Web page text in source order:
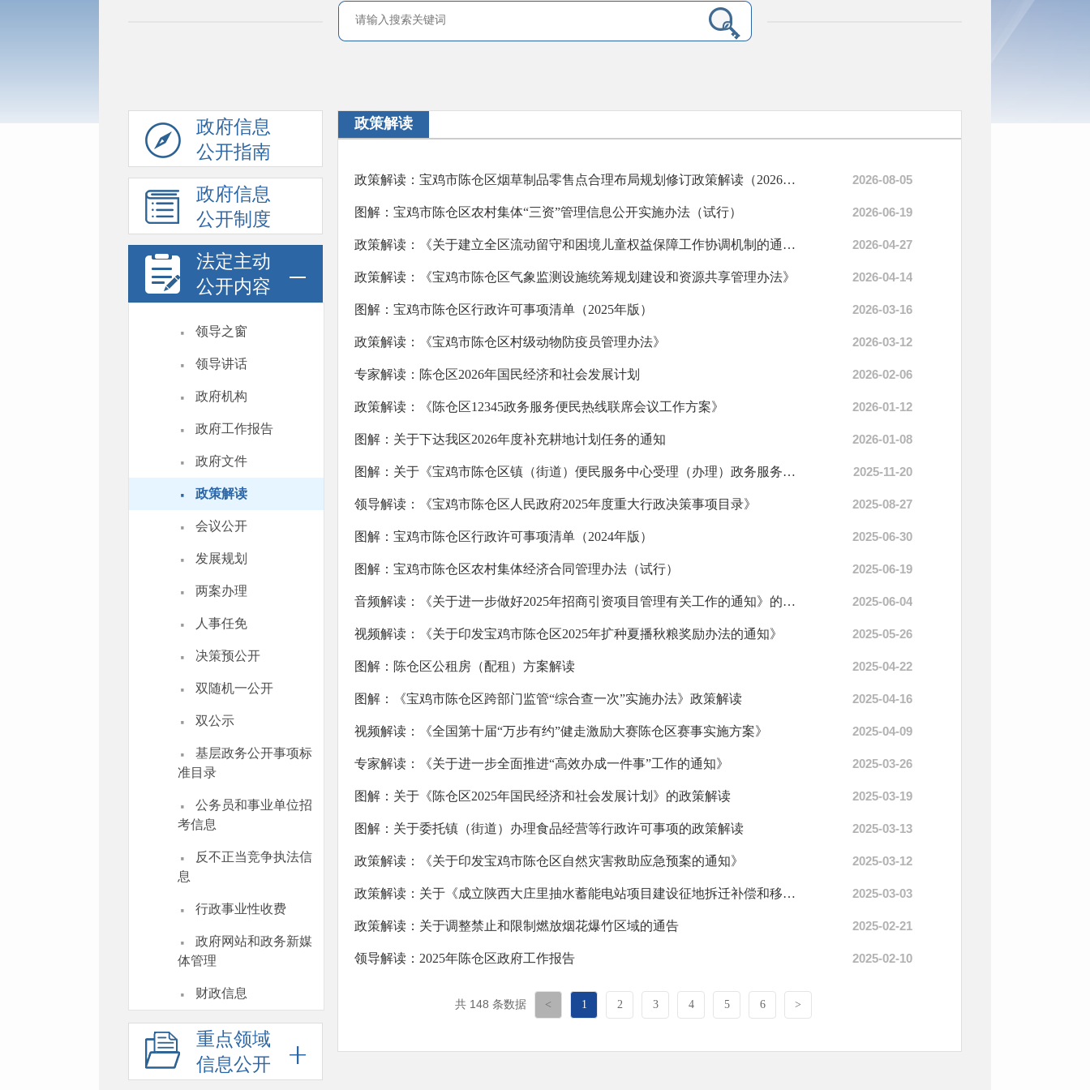
政府信息
公开指南
政府信息
公开制度
法定主动
公开内容
· 领导之窗
· 领导讲话
· 政府机构
· 政府工作报告
· 政府文件
· 政策解读
· 会议公开
· 发展规划
· 两案办理
· 人事任免
· 决策预公开
· 双随机一公开
· 双公示
·
基层政务公开事项标
准目录
·
公务员和事业单位招
考信息
·
反不正当竞争执法信
息
· 行政事业性收费
·
政府网站和政务新媒
体管理
· 财政信息
重点领域
信息公开
政策解读
政策解读：宝鸡市陈仓区烟草制品零售点合理布局规划修订政策解读（2026版） 2026-08-05
图解：宝鸡市陈仓区农村集体“三资”管理信息公开实施办法（试行） 2026-06-19
政策解读：《关于建立全区流动留守和困境儿童权益保障工作协调机制的通知》 2026-04-27
政策解读：《宝鸡市陈仓区气象监测设施统筹规划建设和资源共享管理办法》 2026-04-14
图解：宝鸡市陈仓区行政许可事项清单（2025年版） 2026-03-16
政策解读：《宝鸡市陈仓区村级动物防疫员管理办法》 2026-03-12
专家解读：陈仓区2026年国民经济和社会发展计划 2026-02-06
政策解读：《陈仓区12345政务服务便民热线联席会议工作方案》 2026-01-12
图解：关于下达我区2026年度补充耕地计划任务的通知 2026-01-08
图解：关于《宝鸡市陈仓区镇（街道）便民服务中心受理（办理）政务服务事项指导清... 2025-11-20
领导解读：《宝鸡市陈仓区人民政府2025年度重大行政决策事项目录》 2025-08-27
图解：宝鸡市陈仓区行政许可事项清单（2024年版） 2025-06-30
图解：宝鸡市陈仓区农村集体经济合同管理办法（试行） 2025-06-19
音频解读：《关于进一步做好2025年招商引资项目管理有关工作的通知》的解读 2025-06-04
视频解读：《关于印发宝鸡市陈仓区2025年扩种夏播秋粮奖励办法的通知》 2025-05-26
图解：陈仓区公租房（配租）方案解读 2025-04-22
图解：《宝鸡市陈仓区跨部门监管“综合查一次”实施办法》政策解读 2025-04-16
视频解读：《全国第十届“万步有约”健走激励大赛陈仓区赛事实施方案》 2025-04-09
专家解读：《关于进一步全面推进“高效办成一件事”工作的通知》 2025-03-26
图解：关于《陈仓区2025年国民经济和社会发展计划》的政策解读 2025-03-19
图解：关于委托镇（街道）办理食品经营等行政许可事项的政策解读 2025-03-13
政策解读：《关于印发宝鸡市陈仓区自然灾害救助应急预案的通知》 2025-03-12
政策解读：关于《成立陕西大庄里抽水蓄能电站项目建设征地拆迁补偿和移民安置工作... 2025-03-03
政策解读：关于调整禁止和限制燃放烟花爆竹区域的通告 2025-02-21
领导解读：2025年陈仓区政府工作报告 2025-02-10
共 148 条数据 < 1 2 3 4 5 6 >